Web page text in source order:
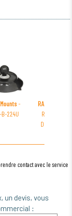
-
B-224U
RAM Mounts
RAM-GDS-
DOCKL-V2-
contact avec le service
un devis, vous
: